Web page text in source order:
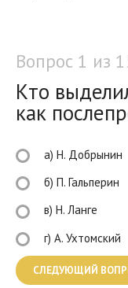
Вопрос 1 из
Кто
как
а) Н. Добрынин
б) П. Гальперин
в) Н. Ланге
г) А. Ухтомский